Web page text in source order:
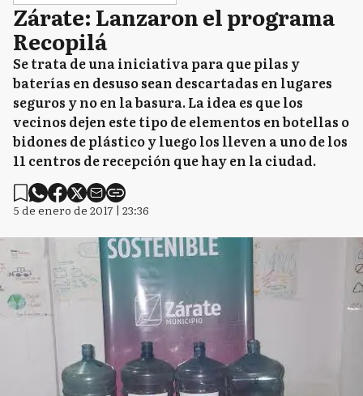
Zárate: Lanzaron el programa
Recopilá
Se trata de una iniciativa para que pilas y
baterías en desuso sean descartadas en lugares
seguros y no en la basura. La idea es que los
vecinos dejen este tipo de elementos en botellas o
bidones de plástico y luego los lleven a uno de los
11 centros de recepción que hay en la ciudad.
5 de enero de 2017 | 23:36